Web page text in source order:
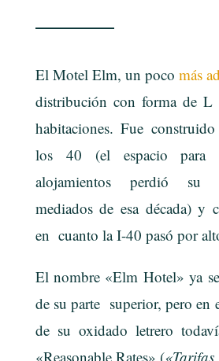
El Motel Elm, un pocomás
distribución con forma de L
habitaciones. Fue
los 40 (el espacio para
alojamientos perdió su
mediados de esa década) y
en cuanto la I-40 pasó por
El nombre «Elm Hotel» ya
de su parte superior, pero en
de su oxidado letrero
«Reasonable Rates» («Tarifas